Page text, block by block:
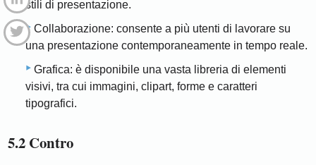
stili di presentazione.
Collaborazione: consente a più utenti di lavorare su
una presentazione contemporaneamente in tempo reale.
Grafica: è disponibile una vasta libreria di elementi
visivi, tra cui immagini, clipart, forme e caratteri
tipografici.
5.2 Contro